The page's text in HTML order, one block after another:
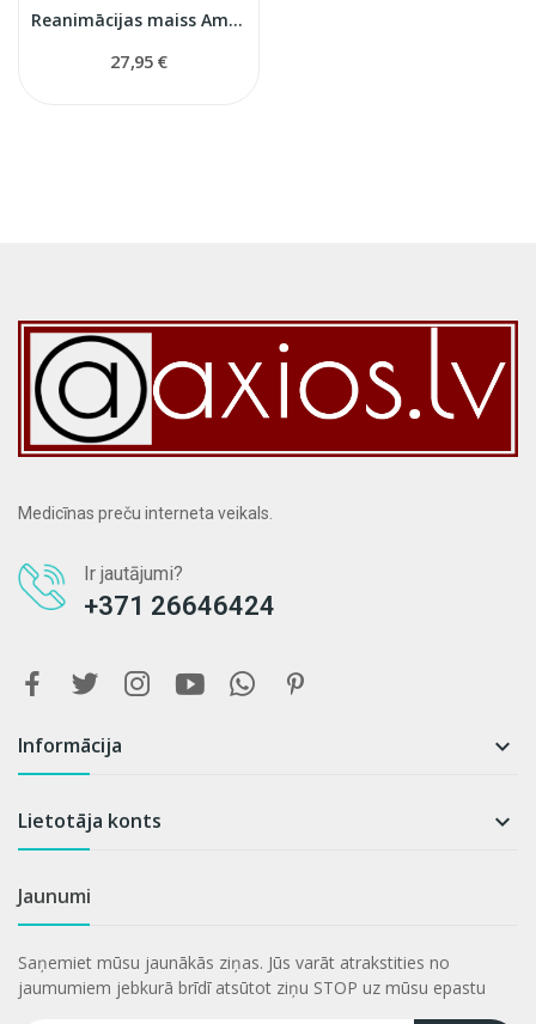
Reanimācijas maiss Ambu SPUR II...
27,95 €
Medicīnas preču interneta veikals.
Ir jautājumi?
+371 26646424
Informācija 
Lietotāja konts 
Jaunumi
Saņemiet mūsu jaunākās ziņas. Jūs varāt atrakstities no
jaumumiem jebkurā brīdī atsūtot ziņu STOP uz mūsu epastu